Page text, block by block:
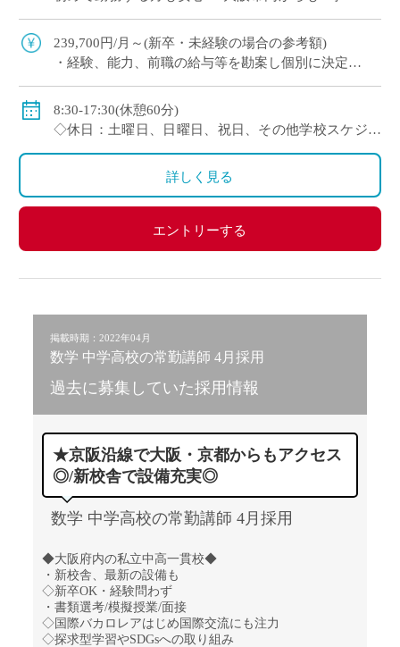
では、一人ひとりの個性や目標に合わ […]
239,700円/月～(新卒・未経験の場合の参考額)
・経験、能⼒、前職の給与等を勘案し個別に決定
・450万円／経験3年：30歳（⽉給24万1300円＋賞与＋
他⼿当）
・500万円／経験6年：33歳（⽉給24万7900円＋賞与＋
◇賞与：有
◇保険：私学共済、雇用保険、労災保険
8:30-17:30(休憩60分)
◇休日：土曜日、日曜日、祝日、その他学校スケジュ
・年間休日120日のシフト制
詳しく見る
エントリーする
掲載時期：2022年04月
数学 中学高校の常勤講師 4月採用
過去に募集していた採用情報
★京阪沿線で大阪・京都からもアクセス
◎/新校舎で設備充実◎
数学 中学高校の常勤講師 4月採用
◆大阪府内の私立中高一貫校◆
・新校舎、最新の設備も
◇新卒OK・経験問わず
・書類選考/模擬授業/面接
◇国際バカロレアはじめ国際交流にも注力
◇探求型学習やSDGsへの取り組み